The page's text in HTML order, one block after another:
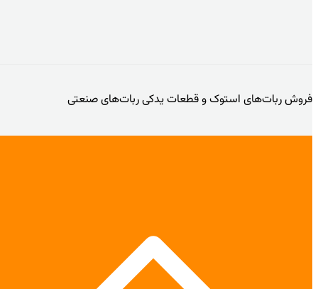
فروش ربات‌های استوک و قطعات یدکی ربات‌های صنعتی